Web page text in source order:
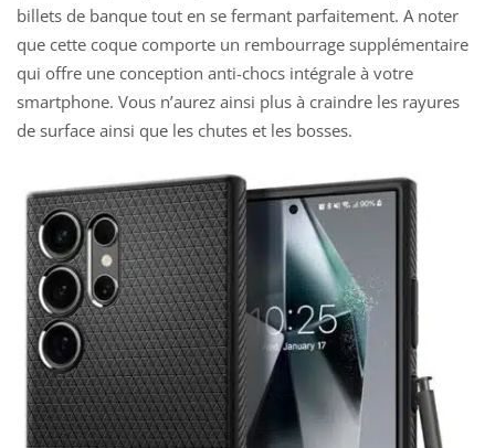
billets de banque tout en se fermant parfaitement. A noter
que cette coque comporte un rembourrage supplémentaire
qui offre une conception anti-chocs intégrale à votre
smartphone. Vous n’aurez ainsi plus à craindre les rayures
de surface ainsi que les chutes et les bosses.